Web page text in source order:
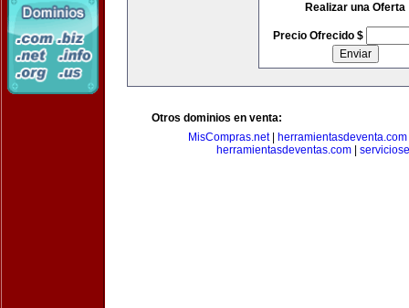
Realizar una Oferta
Precio Ofrecido $
Otros dominios en venta:
MisCompras.net| herramientasdeventa.com
herramientasdeventas.com|